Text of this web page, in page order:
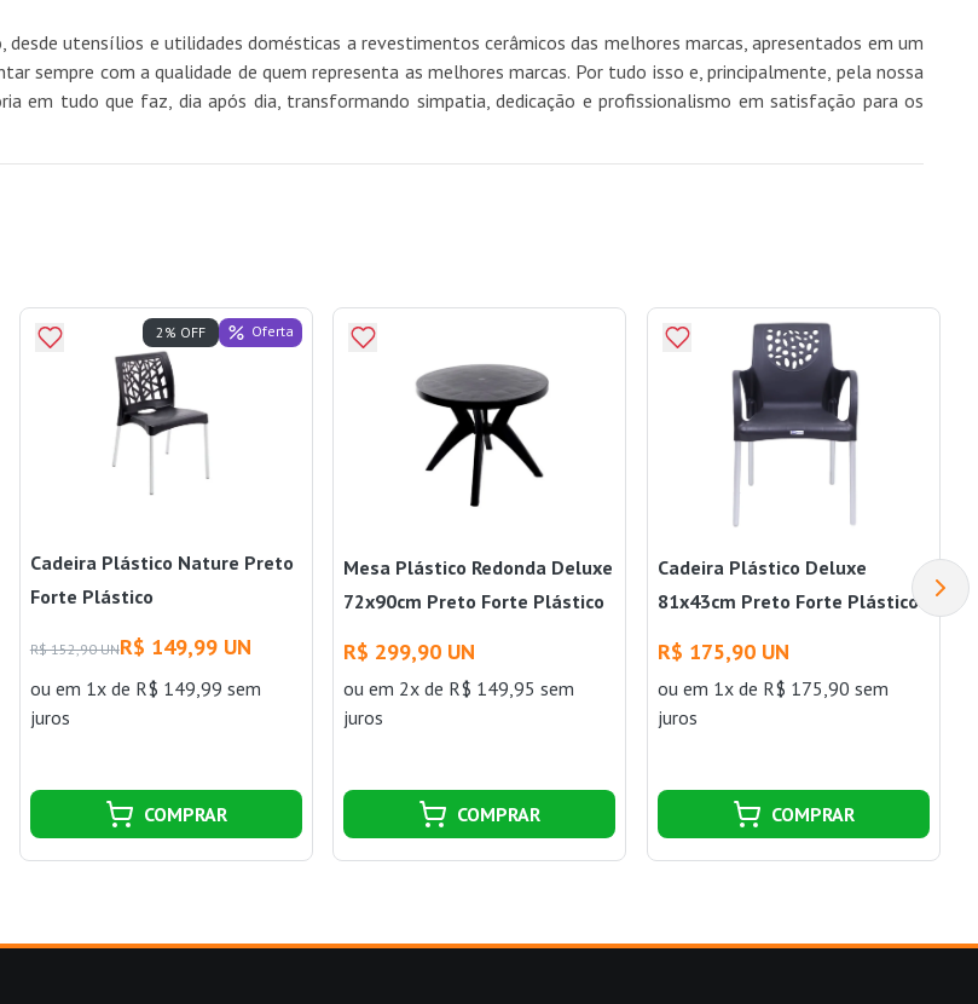
utensílios e utilidades domésticas a revestimentos cerâmicos das melhores marcas, apresentados em um
sempre com a qualidade de quem representa as melhores marcas. Por tudo isso e, principalmente, pela nossa
em tudo que faz, dia após dia, transformando simpatia, dedicação e profissionalismo em satisfação para os
Cadeira Plástico Nature Preto
Forte Plástico
R$ 152,90 UNR$ 149,99 UN
ou em 1x de R$ 149,99 sem
juros
2% OFF Oferta
COMPRAR
Mesa Plástico Redonda Deluxe
72x90cm Preto Forte Plástico
R$ 299,90 UN
ouem 2x de R$ 149,95 sem
juros
COMPRAR
Cadeira Plástico Deluxe
81x43cm Preto Forte Plástico
R$ 175,90 UN
ou em 1x de R$ 175,90 sem
juros
COMPRAR